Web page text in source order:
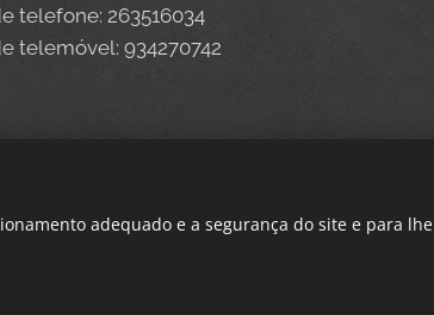
telefone: 263516034
telemóvel: 934270742
adequado e a segurança do site e para lhe